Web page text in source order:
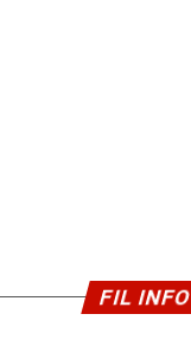
FIL INFO